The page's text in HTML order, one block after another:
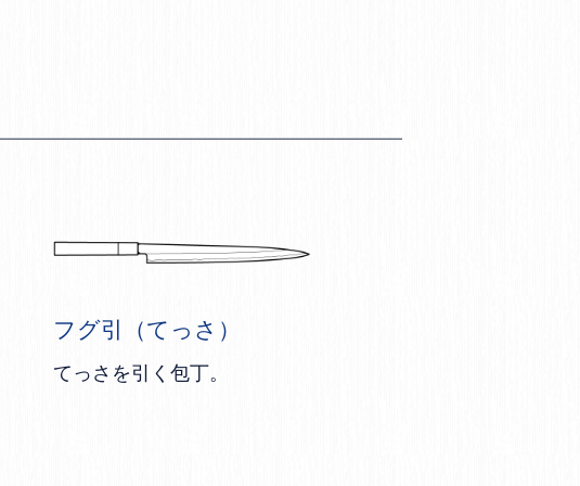
フグ引（てっさ）
てっさを引く包丁。